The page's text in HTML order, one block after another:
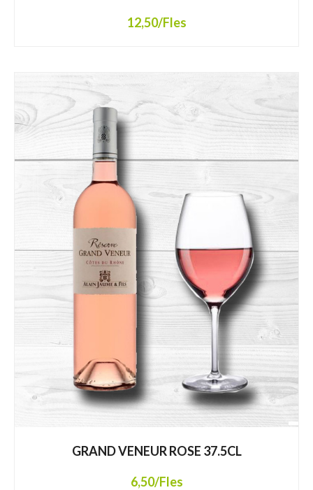
12,50/Fles
GRAND VENEUR ROSE 37.5CL
6,50/Fles